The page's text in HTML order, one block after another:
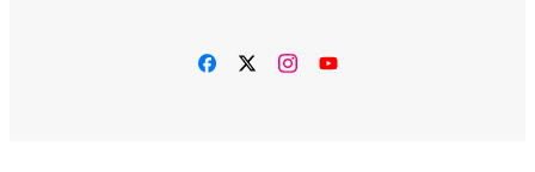
facebooktwitterinstagram
YouTube